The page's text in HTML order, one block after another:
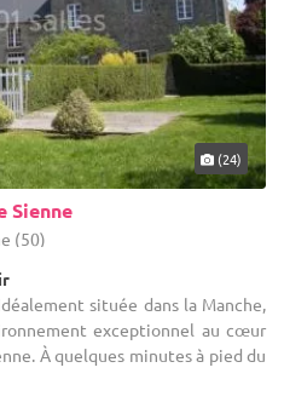
(24)
Sienne
(50)
située dans la Manche,
exceptionnel au cœur
À quelques minutes à pied du